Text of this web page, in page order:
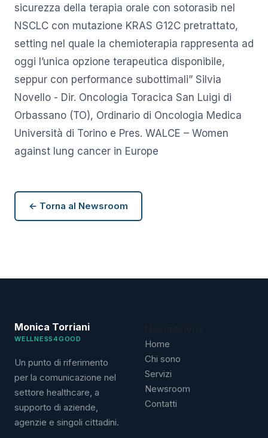
sicurezza della terapia orale con sotorasib nel
NSCLC con mutazione KRAS G12C pretrattato,
setting nel quale la chemioterapia rappresenta ad
oggi l’unica opzione terapeutica disponibile,
seppur con performance subottimali” Silvia
Novello - Dir. Oncologia Toracica San Luigi di
Orbassano (TO), Ordinario di Oncologia Medica
Università di Torino e Pres. WALCE – Women
against lung cancer in Europe
← Torna al Newsroom
Monica Torriani
WELLNESS4GOOD
Un punto di riferimento
per la comunicazione nel
settore healthcare, a
supporto di aziende,
agenzie e singoli cittadini.
Home
Chi sono
Servizi
Newsroom
Contatti